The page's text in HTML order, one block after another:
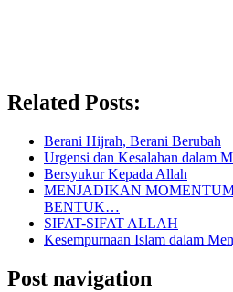
Related Posts:
Berani Hijrah, Berani Berubah
Urgensi dan Kesalahan dalam
Bersyukur Kepada Allah
MENJADIKAN
BENTUK…
SIFAT-SIFAT ALLAH
Kesempurnaan Islam dalam
Post navigation